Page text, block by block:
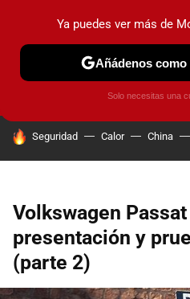
PRUEBAS COCHES
HOY SE HABLA DE
Seguridad Calor China
Volkswagen
presentación y
(parte 2)
Ya puedes ver más de
Añádenos
Solo necesitas una